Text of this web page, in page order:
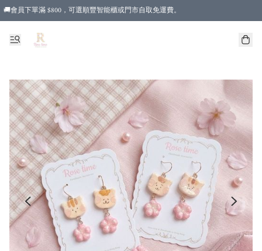
🚚會員下單滿 $800，可選順豐智能櫃或門市自取免運費。